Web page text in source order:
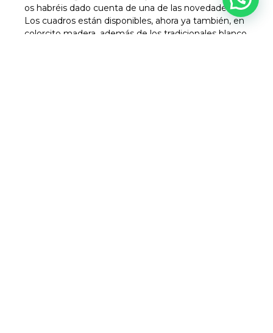
os habréis dado cuenta de una de las novedades.
Los cuadros están disponibles, ahora ya también, en
colorcito madera, además de los tradicionales blanco